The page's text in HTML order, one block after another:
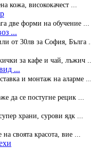
кожа, висококачест ...
две форми на обучение ...
...
от 30лв за София, Бълга ...
за кафе и чай, лъжич ...
...
и монтаж на аларме ...
да се постугне рецик ...
храни, сурови ядк ...
своята красота, вие ...